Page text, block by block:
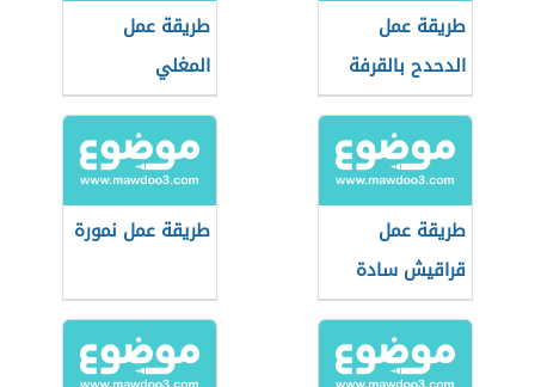
طريقة عمل
الدحدح بالقرفة
طريقة عمل
المغلي
طريقة عمل
قراقيش سادة
طريقة عمل نمورة